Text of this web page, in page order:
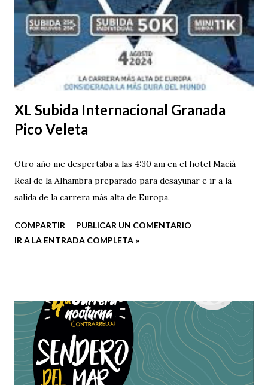
XL Subida Internacional Granada
Pico Veleta
Otro año me despertaba a las 4:30 am en el hotel Maciá
Real de la Alhambra preparado para desayunar e ir a la
salida de la carrera más alta de Europa.
COMPARTIR
PUBLICAR UN COMENTARIO
IR A LA ENTRADA COMPLETA »